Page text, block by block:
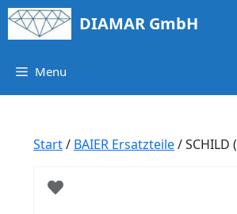
Springe
zum
DIAMAR GmbH
Menu
Start/ BAIER Ersatzteile/ SCHILD